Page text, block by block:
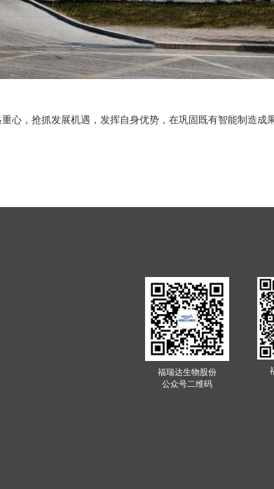
心，抢抓发展机遇，发挥自身优势，在巩固既有智能制造成
福瑞达生物股份
公众号二维码